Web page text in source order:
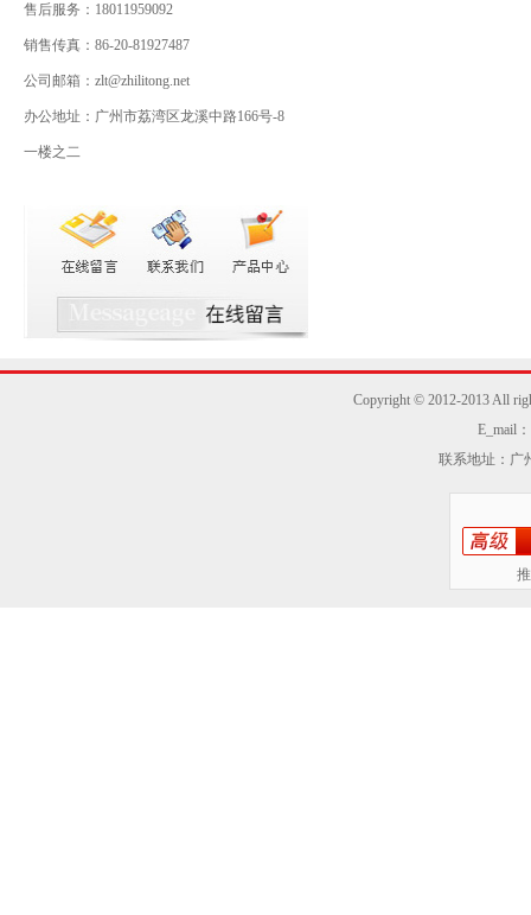
售后服务：18011959092
销售传真：86-20-81927487
公司邮箱：zlt@zhilitong.net
办公地址：广州市荔湾区龙溪中路166号-8
一楼之二
Copyright © 2012-2013 All
E_mail
联系地址：广